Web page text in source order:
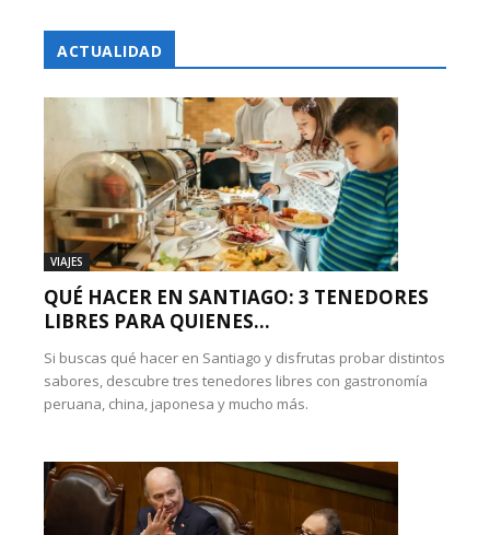
ACTUALIDAD
VIAJES
QUÉ HACER EN SANTIAGO: 3 TENEDORES
LIBRES PARA QUIENES...
Si buscas qué hacer en Santiago y disfrutas probar distintos
sabores, descubre tres tenedores libres con gastronomía
peruana, china, japonesa y mucho más.